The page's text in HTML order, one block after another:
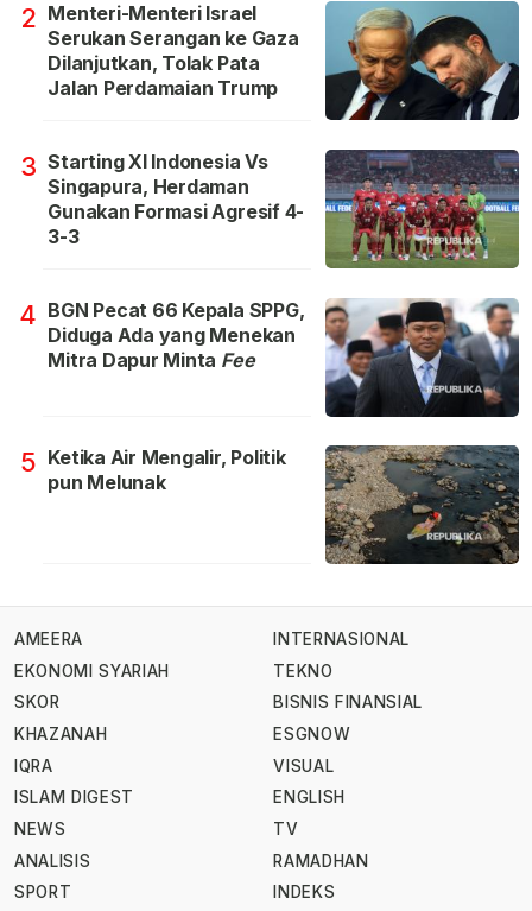
2 Menteri-Menteri Israel
Serukan Serangan ke Gaza
Dilanjutkan, Tolak Pata
Jalan Perdamaian Trump
3 Starting XI Indonesia Vs
Singapura, Herdaman
Gunakan Formasi Agresif 4-
3-3
4 BGN Pecat 66 Kepala SPPG,
Diduga Ada yang Menekan
Mitra Dapur Minta Fee
5 Ketika Air Mengalir, Politik
pun Melunak
AMEERA
EKONOMI SYARIAH
SKOR
KHAZANAH
IQRA
ISLAM DIGEST
NEWS
ANALISIS
SPORT
INTERNASIONAL
TEKNO
BISNIS FINANSIAL
ESGNOW
VISUAL
ENGLISH
TV
RAMADHAN
INDEKS